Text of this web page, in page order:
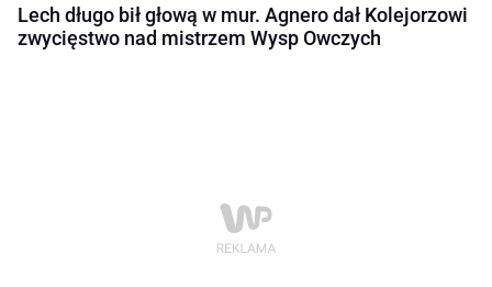
Lech długo bił głową w mur. Agnero dał Kolejorzowi
zwycięstwo nad mistrzem Wysp Owczych